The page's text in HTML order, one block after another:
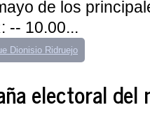
de los
-- 10.00...
Dionisio Ridruejo
electoral